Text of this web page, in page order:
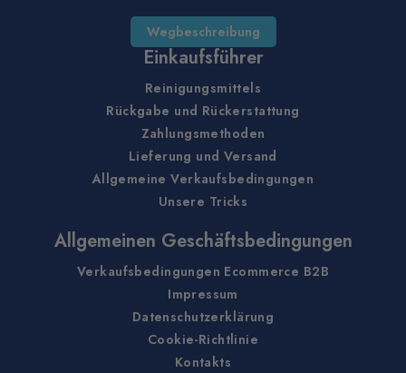
Wegbeschreibung
Einkaufsführer
Reinigungsmittels
Rückgabe und Rückerstattung
Zahlungsmethoden
Lieferung und Versand
Allgemeine Verkaufsbedingungen
Unsere Tricks
Allgemeinen Geschäftsbedingungen
Verkaufsbedingungen Ecommerce B2B
Impressum
Datenschutzerklärung
Cookie-Richtlinie
Kontakts